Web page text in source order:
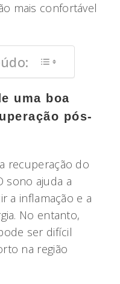
mais confortável
uma boa
pós-
recuperação do
sono ajuda a
a inflamação e a
No entanto,
ser difícil
na região